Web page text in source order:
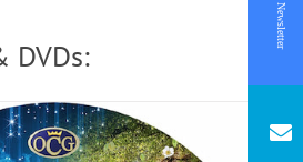
DVDs:
Newsletter